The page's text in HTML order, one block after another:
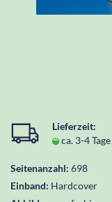
Lieferzeit:
ca. 3-4 Tage
Seitenanzahl: 698
Einband: Hardcover